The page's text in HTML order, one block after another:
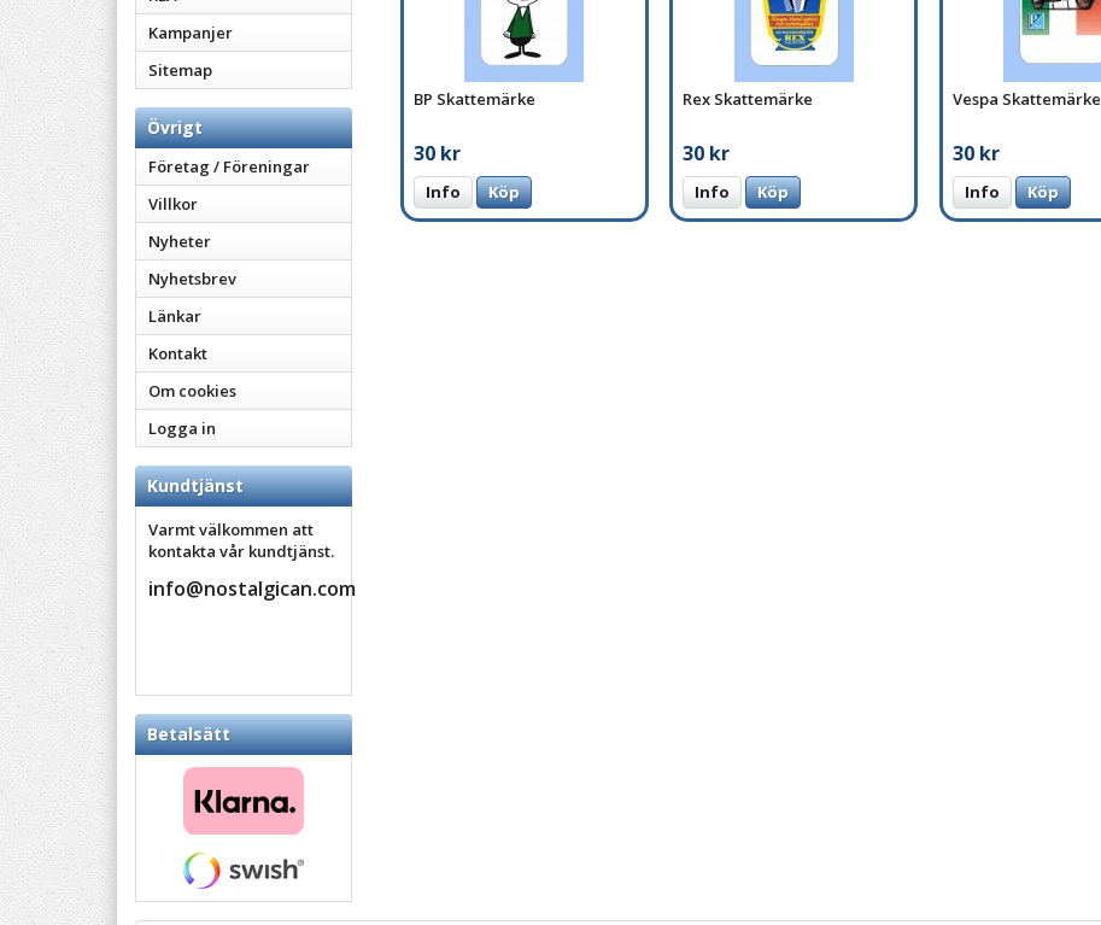
Kampanjer
Sitemap
Övrigt
Företag / Föreningar
Villkor
Nyheter
Nyhetsbrev
Länkar
Kontakt
Om cookies
Logga in
Kundtjänst
Varmt välkommen att
kontakta vår kundtjänst.
info@nostalgican.com
Betalsätt
BP Skattemärke
30 kr
Info Köp
Rex Skattemärke
30 kr
Info Köp
Vespa Skattemärke
30 kr
Info Köp